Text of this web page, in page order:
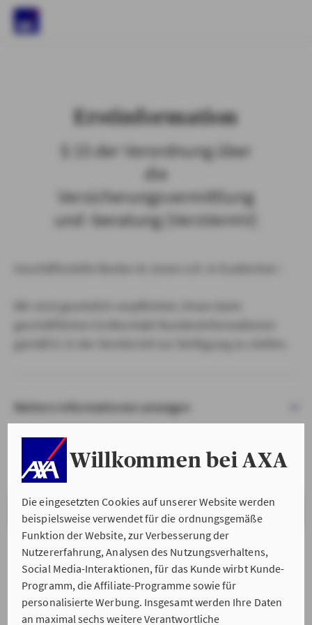
Willkommen bei AXA
Die eingesetzten Cookies auf unserer Website werden
beispielsweise verwendet für die ordnungsgemäße
Funktion der Website, zur Verbesserung der
Nutzererfahrung, Analysen des Nutzungsverhaltens,
Social Media-Interaktionen, für das Kunde wirbt Kunde-
Programm, die Affiliate-Programme sowie für
personalisierte Werbung. Insgesamt werden Ihre Daten
an maximal sechs weitere Verantwortliche
Erstinformation
§ 15 der Verordnung über
die
Versicherungsvermittlung
und -beratung (VersVermV)
Weitere Informationen anzeigen
VERSTANDEN & WEITER